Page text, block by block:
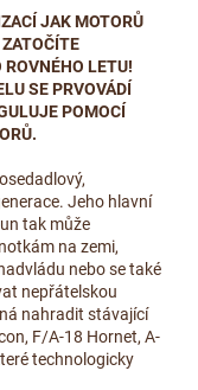
JAK MOTORŮ
LETU!
SE PRVOVÁDÍ
POMOCÍ
Jeho hlavní
tak může
na zemi,
nebo se také
nepřátelskou
nahradit stávající
F/A-18 Hornet, A-
technologicky